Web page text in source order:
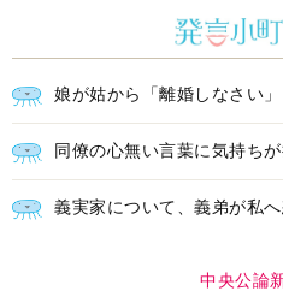
娘が姑から「離婚しなさい
同僚の心無い言葉に気持ち
義実家について、義弟が私
中央公論